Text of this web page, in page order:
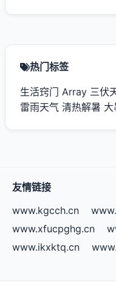
热门标签
生活窍门 Array 三伏
雷雨天气 清热解暑
友情链接
www.kgcch.cn
www.xfucpghg.cn
www.ikxktq.cn